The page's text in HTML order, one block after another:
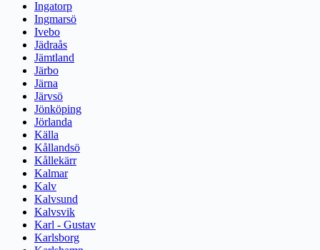
Ingatorp
Ingmarsö
Ivebo
Jädraås
Jämtland
Järbo
Järna
Järvsö
Jönköping
Jörlanda
Källa
Kållandsö
Kållekärr
Kalmar
Kalv
Kalvsund
Kalvsvik
Karl - Gustav
Karlsborg